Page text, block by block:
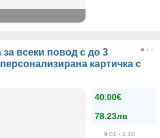
за всеки повод с до 3
картичка с
40.00€
78.23лв
9.01 - 1.10